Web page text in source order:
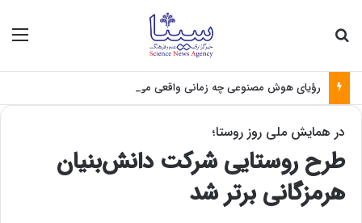
رؤیای هوش مصنوعی چه زمانی واقعی می‌شود؟
در همایش ملی روز روستا؛
طرح روستایی شرکت دانش‌بنیان
هرمزگانی برتر شد